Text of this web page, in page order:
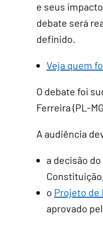
e seus
debate será
definido.
Veja quem
O debate foi
Ferreira (PL-
A audiência
a decisão
o Projeto de
aprovado